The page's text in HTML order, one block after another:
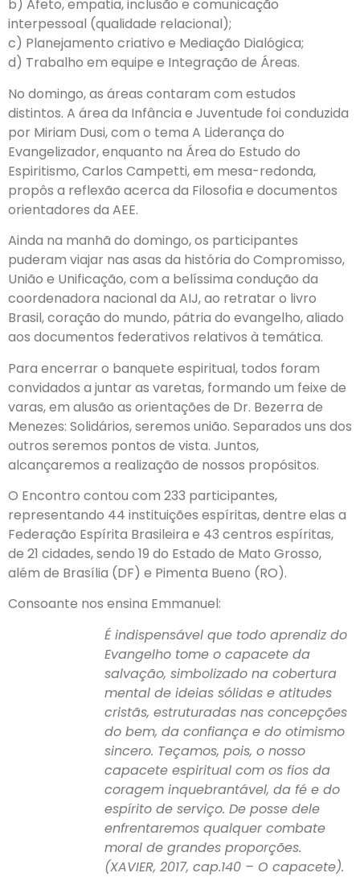
b) Afeto, empatia, inclusão e comunicação
interpessoal (qualidade relacional);
c) Planejamento criativo e Mediação Dialógica;
d) Trabalho em equipe e Integração de Áreas.
No domingo, as áreas contaram com estudos
distintos. A área da Infância e Juventude foi conduzida
por Miriam Dusi, com o tema A Liderança do
Evangelizador, enquanto na Área do Estudo do
Espiritismo, Carlos Campetti, em mesa-redonda,
propôs a reflexão acerca da Filosofia e documentos
orientadores da AEE.
Ainda na manhã do domingo, os participantes
puderam viajar nas asas da história do Compromisso,
União e Unificação, com a belíssima condução da
coordenadora nacional da AIJ, ao retratar o livro
Brasil, coração do mundo, pátria do evangelho, aliado
aos documentos federativos relativos à temática.
Para encerrar o banquete espiritual, todos foram
convidados a juntar as varetas, formando um feixe de
varas, em alusão as orientações de Dr. Bezerra de
Menezes: Solidários, seremos união. Separados uns dos
outros seremos pontos de vista. Juntos,
alcançaremos a realização de nossos propósitos.
O Encontro contou com 233 participantes,
representando 44 instituições espíritas, dentre elas a
Federação Espírita Brasileira e 43 centros espíritas,
de 21 cidades, sendo 19 do Estado de Mato Grosso,
além de Brasília (DF) e Pimenta Bueno (RO).
Consoante nos ensina Emmanuel:
É indispensável que todo aprendiz do
Evangelho tome o capacete da
salvação, simbolizado na cobertura
mental de ideias sólidas e atitudes
cristãs, estruturadas nas concepções
do bem, da confiança e do otimismo
sincero. Teçamos, pois, o nosso
capacete espiritual com os fios da
coragem inquebrantável, da fé e do
espírito de serviço. De posse dele
enfrentaremos qualquer combate
moral de grandes proporções.
(XAVIER, 2017, cap.140 – O capacete).